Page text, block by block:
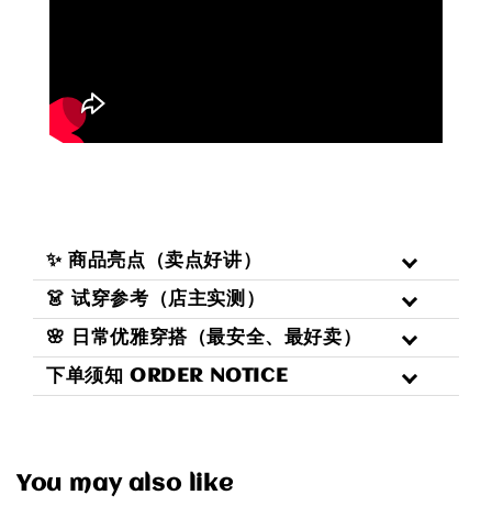
✨ 商品亮点（卖点好讲）
👗 试穿参考（店主实测）
🌸 日常优雅穿搭（最安全、最好卖）
下单须知 ORDER NOTICE
You may also like